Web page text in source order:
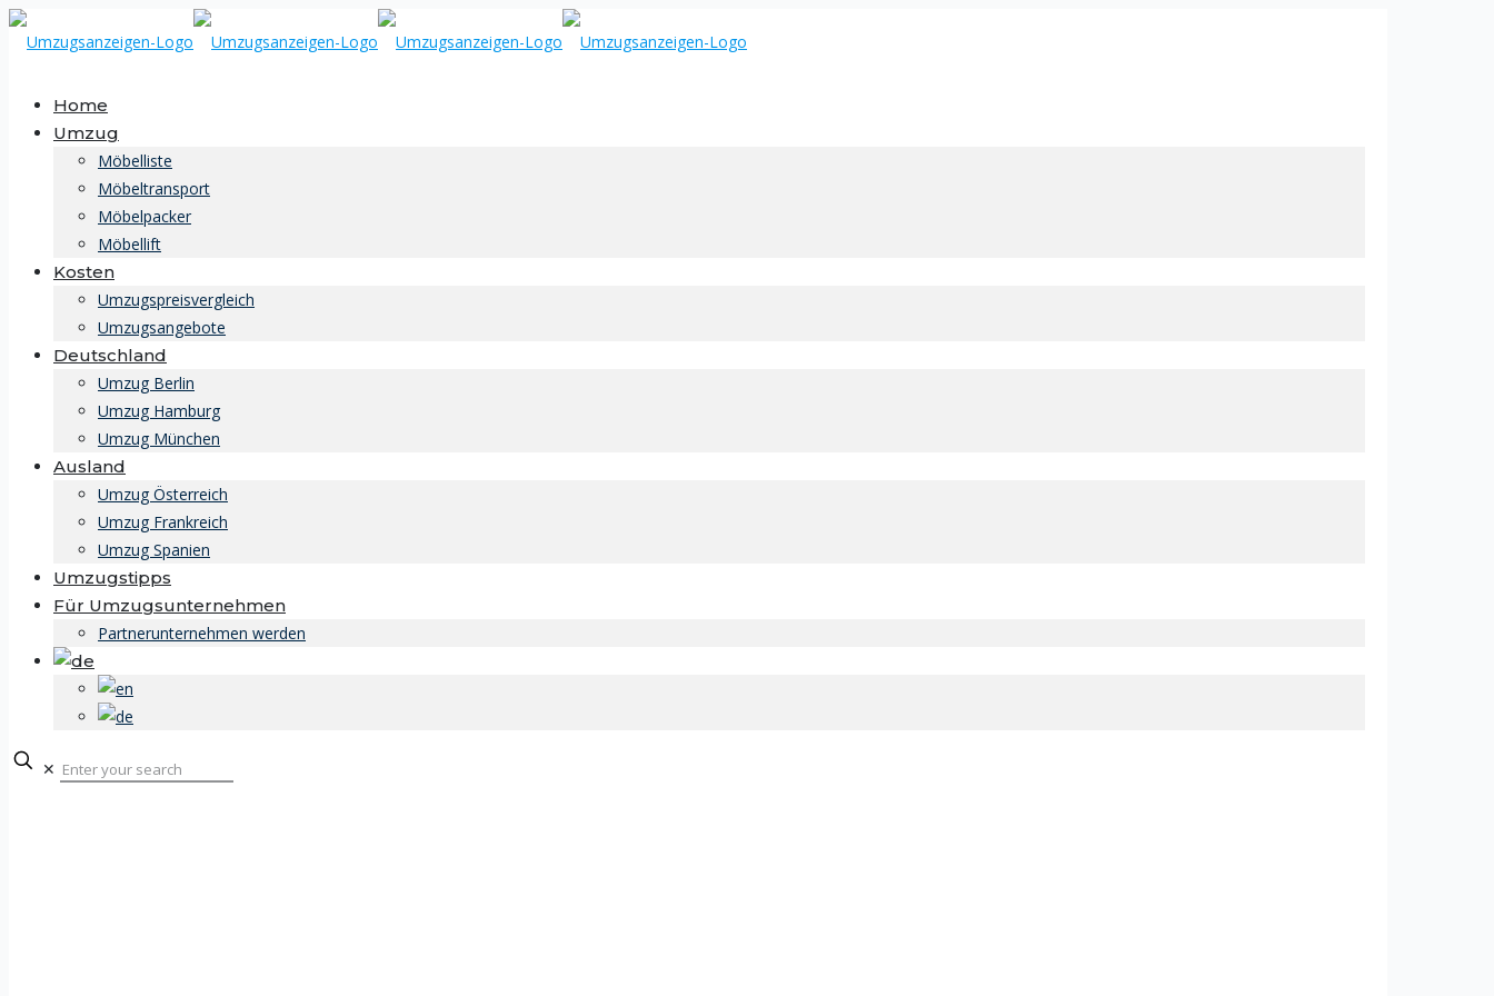
Home
Umzug
Möbelliste
Möbeltransport
Möbelpacker
Möbellift
Kosten
Umzugspreisvergleich
Umzugsangebote
Deutschland
Umzug Berlin
Umzug Hamburg
Umzug München
Ausland
Umzug Österreich
Umzug Frankreich
Umzug Spanien
Umzugstipps
Für Umzugsunternehmen
Partnerunternehmen werden
✕